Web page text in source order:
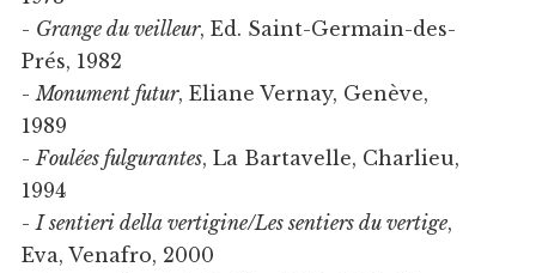
- Grange du veilleur, Ed. Saint-Germain-des-
Prés, 1982
- Monument futur, Eliane Vernay, Genève,
1989
- Foulées fulgurantes, La Bartavelle, Charlieu,
1994
- I sentieri della vertigine/Les sentiers du vertige,
Eva, Venafro, 2000